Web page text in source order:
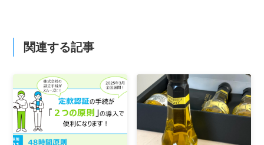
関連する記事